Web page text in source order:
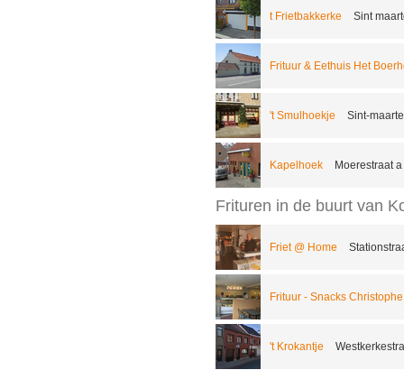
t Frietbakkerke Sint
Frituur & Eethuis Het
't Smulhoekje Sint-
Kapelhoek Moerestraat a
Frituren in de buurt van
Friet @ Home
Frituur - Snacks Christophe
't Krokantje